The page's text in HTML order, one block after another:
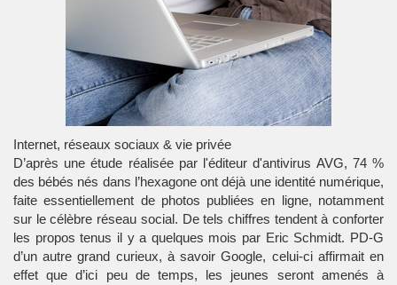
Internet, réseaux sociaux & vie privée
D’après une étude réalisée par l'éditeur d'antivirus AVG, 74 %
des bébés nés dans l’hexagone ont déjà une identité numérique,
faite essentiellement de photos publiées en ligne, notamment
sur le célèbre réseau social. De tels chiffres tendent à conforter
les propos tenus il y a quelques mois par Eric Schmidt. PD-G
d’un autre grand curieux, à savoirGoogle, celui-ci affirmait en
effet que d’ici peu de temps, les jeunes seront amenés à